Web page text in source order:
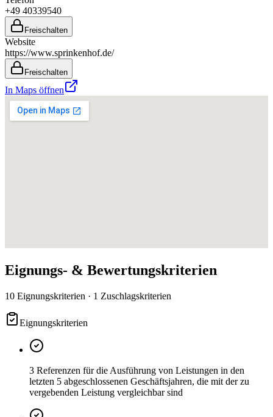
+49 40339540
Freischalten
Website
https://www.sprinkenhof.de/
Freischalten
In Maps öffnen
Eignungs- & Bewertungskriterien
10 Eignungskriterien · 1 Zuschlagskriterien
Eignungskriterien
3 Referenzen für die Ausführung von Leistungen in den
letzten 5 abgeschlossenen Geschäftsjahren, die mit der zu
vergebenden Leistung vergleichbar sind